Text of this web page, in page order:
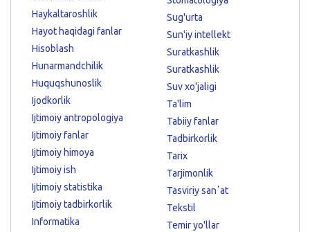
Haykaltaroshlik
Hayot haqidagi fanlar
Hisoblash
Hunarmandchilik
Huquqshunoslik
Ijodkorlik
Ijtimoiy antropologiya
Ijtimoiy fanlar
Ijtimoiy himoya
Ijtimoiy ish
Ijtimoiy statistika
Ijtimoiy tadbirkorlik
Informatika
Sug'urta
Sun'iy intellekt
Suratkashlik
Suratkashlik
Suv xo'jaligi
Ta'lim
Tabiiy fanlar
Tadbirkorlik
Tarix
Tarjimonlik
Tasviriy sanʼat
Tekstil
Temir yo'llar